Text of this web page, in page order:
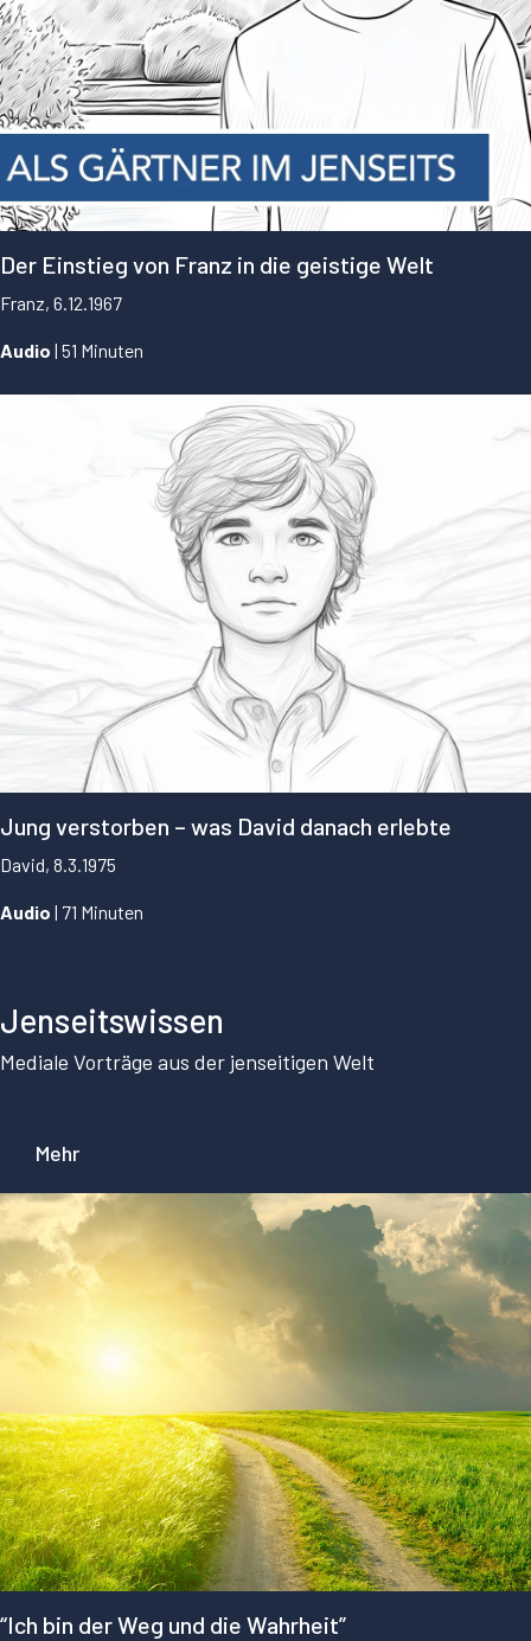
Der Einstieg von Franz in die geistige Welt
Franz, 6.12.1967
Audio | 51 Minuten
...
Jung verstorben – was David danach erlebte
David, 8.3.1975
Audio | 71 Minuten
Jenseitswissen
Mediale Vorträge aus der jenseitigen Welt
Mehr
“Ich bin der Weg und die Wahrheit”